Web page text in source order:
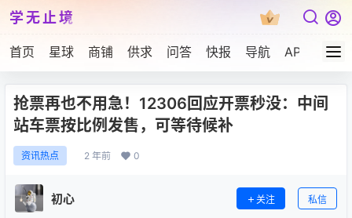
学无止境
首页 星球 商铺 供求 问答 快报 导航 APP下载
抢票再也不用急！12306回应开票秒没：中间
站车票按比例发售，可等待候补
资讯热点 2 年前 0
初心 关注 私信